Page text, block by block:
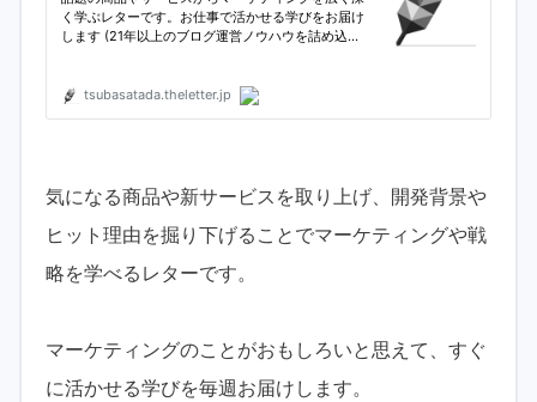
気になる商品や新サービスを取り上げ、開発背景や
ヒット理由を掘り下げることでマーケティングや戦
略を学べるレターです。
マーケティングのことがおもしろいと思えて、すぐ
に活かせる学びを毎週お届けします。